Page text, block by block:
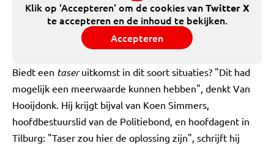
Klik op 'Accepteren' om de cookies vanTwitter X
te accepteren en de inhoud te bekijken.
Accepteren
Biedt een taseruitkomst in dit soort situaties? "Dit had
mogelijk een meerwaarde kunnen hebben", denkt Van
Hooijdonk. Hij krijgt bijval van Koen Simmers,
hoofdbestuurslid van de Politiebond, en hoofdagent in
Tilburg: "Taser zou hier de oplossing zijn", schrijft hij